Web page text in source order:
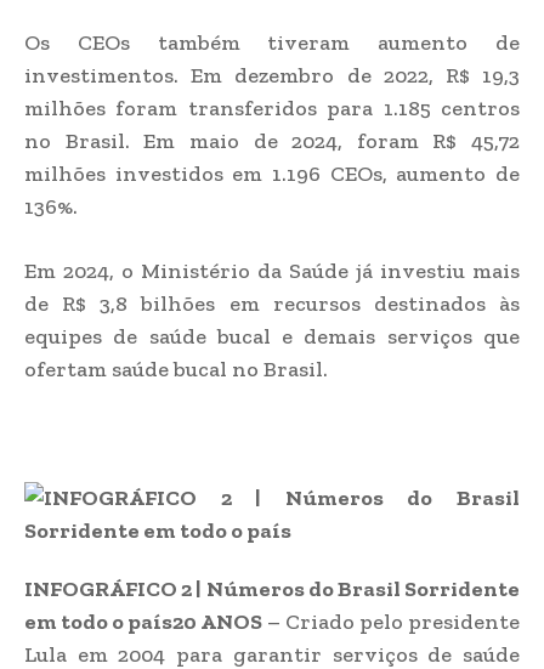
Os CEOs também tiveram aumento de
investimentos. Em dezembro de 2022, R$ 19,3
milhões foram transferidos para 1.185 centros
no Brasil. Em maio de 2024, foram R$ 45,72
milhões investidos em 1.196 CEOs, aumento de
136%.
Em 2024, o Ministério da Saúde já investiu mais
de R$ 3,8 bilhões em recursos destinados às
equipes de saúde bucal e demais serviços que
ofertam saúde bucal no Brasil.
INFOGRÁFICO 2 | Números do Brasil Sorridente
em todo o país20 ANOS– Criado pelo presidente
Lula em 2004 para garantir serviços de saúde